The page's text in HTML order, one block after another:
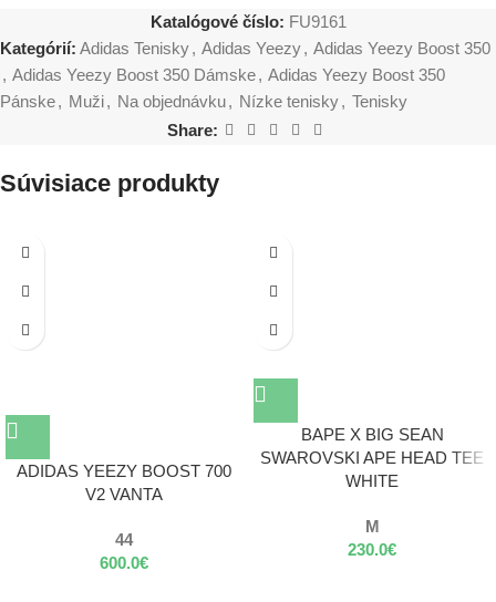
Katalógové číslo: FU9161
Kategórií: Adidas Tenisky, Adidas Yeezy, Adidas Yeezy Boost 350
, Adidas Yeezy Boost 350 Dámske, Adidas Yeezy Boost 350
Pánske, Muži, Na objednávku, Nízke tenisky, Tenisky
Share:
Súvisiace produkty
ADIDAS YEEZY BOOST 700
V2 VANTA
44
600.0€
BAPE X BIG SEAN
SWAROVSKI APE HEAD TEE
WHITE
M
230.0€